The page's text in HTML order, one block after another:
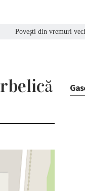
Povești din vremuri